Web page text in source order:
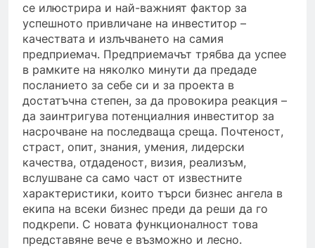
се илюстрира и най-важният фактор за
успешното привличане на инвеститор –
качествата и излъчването на самия
предприемач. Предприемачът трябва да успее
в рамките на няколко минути да предаде
посланието за себе си и за проекта в
достатъчна степен, за да провокира реакция –
да заинтригува потенциалния инвеститор за
насрочване на последваща среща. Почтеност,
страст, опит, знания, умения, лидерски
качества, отдаденост, визия, реализъм,
вслушване са само част от известните
характеристики, които търси бизнес ангела в
екипа на всеки бизнес преди да реши да го
подкрепи. С новата функционалност това
представяне вече е възможно и лесно.